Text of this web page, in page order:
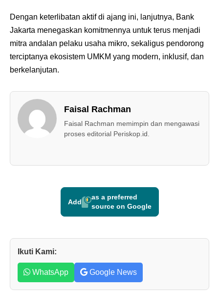
Dengan keterlibatan aktif di ajang ini, lanjutnya, Bank
Jakarta menegaskan komitmennya untuk terus menjadi
mitra andalan pelaku usaha mikro, sekaligus pendorong
terciptanya ekosistem UMKM yang modern, inklusif, dan
berkelanjutan.
Faisal Rachman
Faisal Rachman memimpin dan mengawasi
proses editorial Periskop.id.
Add
as a preferred
source on Google
Ikuti Kami:
WhatsApp Google News